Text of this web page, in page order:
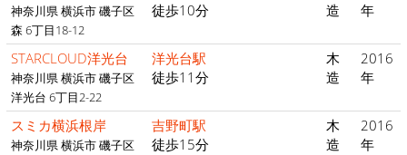
神奈川県 横浜市 磯子区
森 6丁目18-12
徒歩10分
造
年
STARCLOUD洋光台
神奈川県 横浜市 磯子区
洋光台 6丁目2-22
洋光台駅
徒歩11分
木
造
2016
年
スミカ横浜根岸
神奈川県 横浜市 磯子区
吉野町駅
徒歩15分
木
造
2016
年